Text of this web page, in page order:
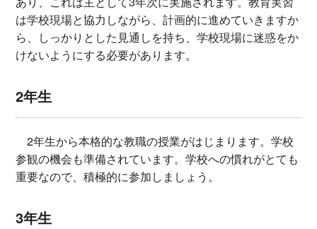
は学校現場と協力しながら、計画的に進めていきますか
ら、しっかりとした見通しを持ち、学校現場に迷惑をか
けないようにする必要があります。
2年生
2年生から本格的な教職の授業がはじまります。学校
参観の機会も準備されています。学校への慣れがとても
重要なので、積極的に参加しましょう。
3年生